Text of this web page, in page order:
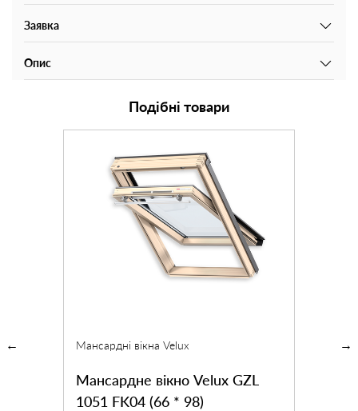
Заявка
Опис
Подібні товари
Мансардні вікна Velux
Мансардне вікно Velux GZL
1051 FK04 (66 * 98)